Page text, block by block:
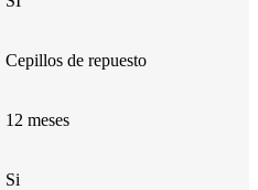
Cepillos de repuesto
12 meses
Si